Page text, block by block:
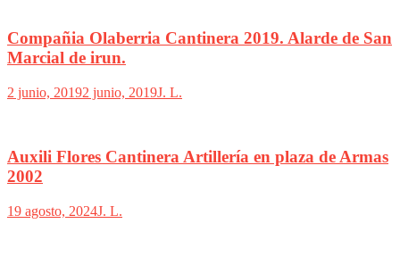
Compañia Olaberria Cantinera 2019. Alarde de San
Marcial de irun.
2 junio, 20192 junio, 2019J. L.
Auxili Flores Cantinera Artillería en plaza de Armas
2002
19 agosto, 2024J. L.